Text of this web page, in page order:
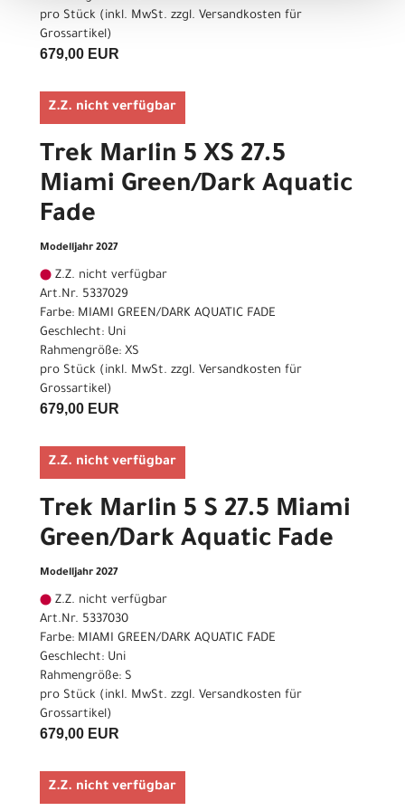
pro Stück (inkl. MwSt. zzgl. Versandkosten für
Grossartikel)
679,00 EUR
Z.Z. nicht verfügbar
Trek Marlin 5 XS 27.5
Miami Green/Dark Aquatic
Fade
Modelljahr 2027
Z.Z. nicht verfügbar
Art.Nr. 5337029
Farbe: MIAMI GREEN/DARK AQUATIC FADE
Geschlecht: Uni
Rahmengröße: XS
pro Stück (inkl. MwSt. zzgl. Versandkosten für
Grossartikel)
679,00 EUR
Z.Z. nicht verfügbar
Trek Marlin 5 S 27.5 Miami
Green/Dark Aquatic Fade
Modelljahr 2027
Z.Z. nicht verfügbar
Art.Nr. 5337030
Farbe: MIAMI GREEN/DARK AQUATIC FADE
Geschlecht: Uni
Rahmengröße: S
pro Stück (inkl. MwSt. zzgl. Versandkosten für
Grossartikel)
679,00 EUR
Z.Z. nicht verfügbar